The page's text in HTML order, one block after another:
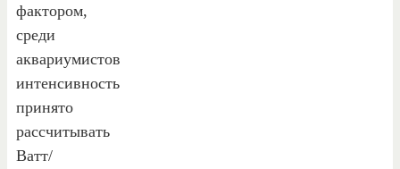
фактором,
среди
аквариумистов
интенсивность
принято
рассчитывать
Ватт/